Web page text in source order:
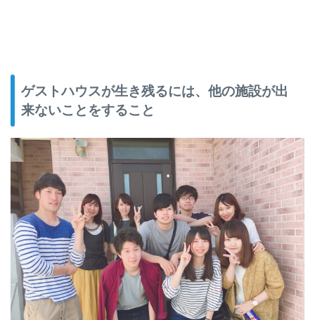
ゲストハウスが生き残るには、他の施設が出
来ないことをすること